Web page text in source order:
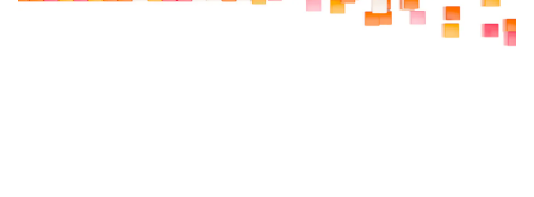
biggest questions – turning AI theory into real-world